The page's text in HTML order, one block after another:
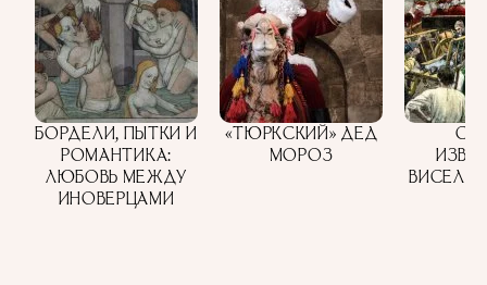
БОРДЕЛИ, ПЫТКИ И
РОМАНТИКА:
ЛЮБОВЬ МЕЖДУ
ИНОВЕРЦАМИ
«ТЮРКСКИЙ» ДЕД
МОРОЗ